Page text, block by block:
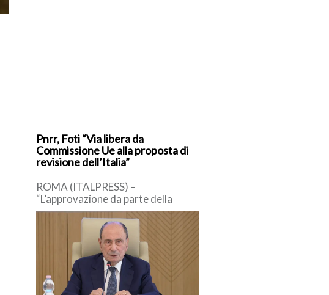
Pnrr, Foti “Via libera da
Commissione Ue alla proposta di
revisione dell’Italia”
ROMA (ITALPRESS) –
“L’approvazione da parte della
Commissione europea della
proposta di revisione del PNRR
consente al Governo di rafforzare